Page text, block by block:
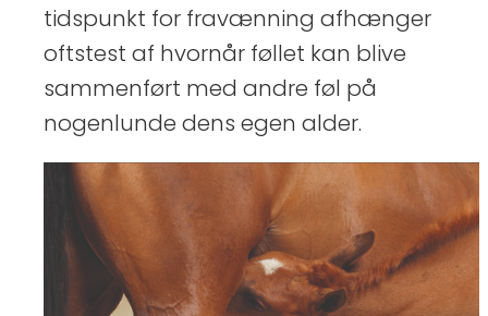
tidspunkt for fravænning afhænger
oftstest af hvornår føllet kan blive
sammenført med andre føl på
nogenlunde dens egen alder.